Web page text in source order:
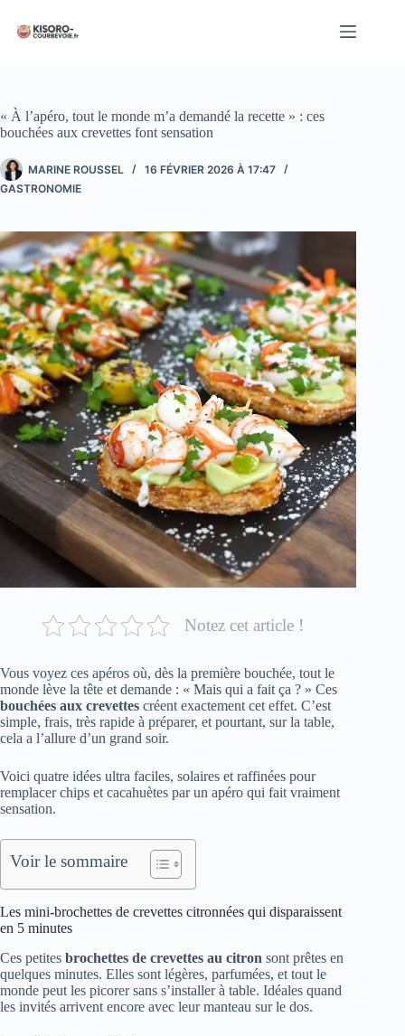
contenu
« À l’apéro, tout le monde m’a demandé la recette » : ces
bouchées aux crevettes font sensation
MARINE ROUSSEL
16 FÉVRIER 2026 À 17:47
GASTRONOMIE
Notez cet article !
Vous voyez ces apéros où, dès la première bouchée, tout le
monde lève la tête et demande : « Mais qui a fait ça ? » Ces
bouchées aux crevettes créent exactement cet effet. C’est
simple, frais, très rapide à préparer, et pourtant, sur la table,
cela a l’allure d’un grand soir.
Voici quatre idées ultra faciles, solaires et raffinées pour
remplacer chips et cacahuètes par un apéro qui fait vraiment
sensation.
Voir le sommaire
Les mini-brochettes de crevettes citronnées qui disparaissent
en 5 minutes
Ces petites brochettes de crevettes au citron sont prêtes en
quelques minutes. Elles sont légères, parfumées, et tout le
monde peut les picorer sans s’installer à table. Idéales quand
les invités arrivent encore avec leur manteau sur le dos.